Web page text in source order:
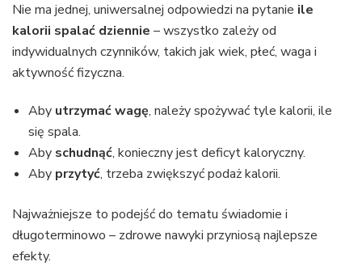
Nie ma jednej, uniwersalnej odpowiedzi na pytanie ile
kalorii spalać dziennie – wszystko zależy od
indywidualnych czynników, takich jak wiek, płeć, waga i
aktywność fizyczna.
Aby utrzymać wagę, należy spożywać tyle kalorii, ile
się spala.
Aby schudnąć, konieczny jest deficyt kaloryczny.
Aby przytyć, trzeba zwiększyć podaż kalorii.
Najważniejsze to podejść do tematu świadomie i
długoterminowo – zdrowe nawyki przyniosą najlepsze
efekty.